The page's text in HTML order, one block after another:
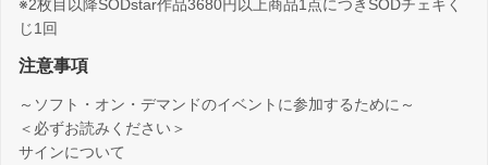
※2枚目以降SODstar作品3680円以上商品1点につきSODチェキく
じ1回
注意事項
～ソフト・オン・デマンドのイベントに参加するために～
＜必ずお読みください＞
サインについて